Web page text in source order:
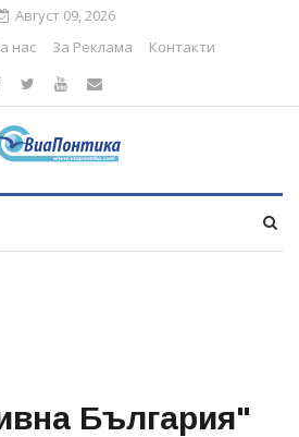
Август 09, 2026
нас За Реклама Контакти
България"